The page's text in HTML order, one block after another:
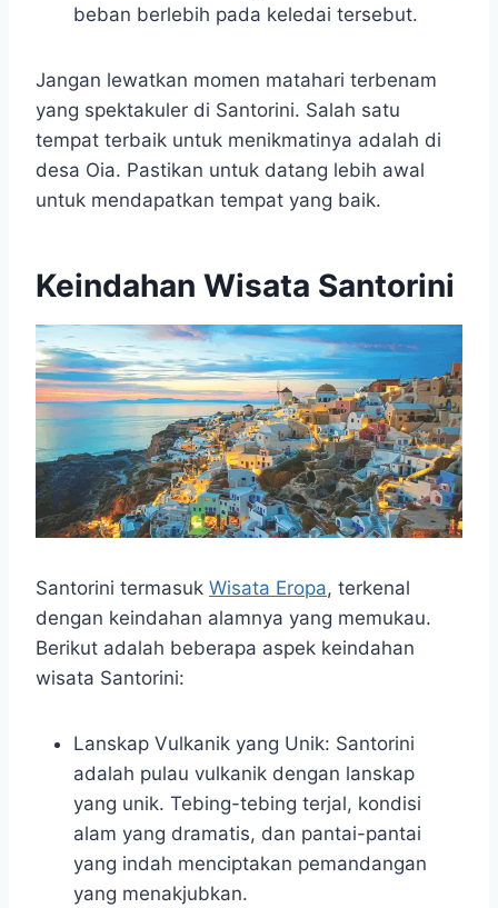
beban berlebih pada keledai tersebut.
Jangan lewatkan momen matahari terbenam
yang spektakuler di Santorini. Salah satu
tempat terbaik untuk menikmatinya adalah di
desa Oia. Pastikan untuk datang lebih awal
untuk mendapatkan tempat yang baik.
Keindahan Wisata Santorini
Santorini termasuk Wisata Eropa, terkenal
dengan keindahan alamnya yang memukau.
Berikut adalah beberapa aspek keindahan
wisata Santorini:
Lanskap Vulkanik yang Unik: Santorini
adalah pulau vulkanik dengan lanskap
yang unik. Tebing-tebing terjal, kondisi
alam yang dramatis, dan pantai-pantai
yang indah menciptakan pemandangan
yang menakjubkan.